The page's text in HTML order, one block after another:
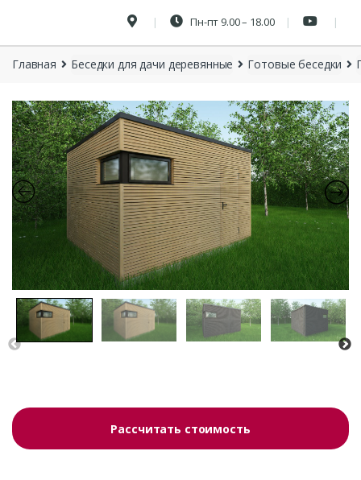
Пн-пт 9.00 – 18.00
Главная Беседки для дачи деревянные Готовые беседки
Рассчитать стоимость